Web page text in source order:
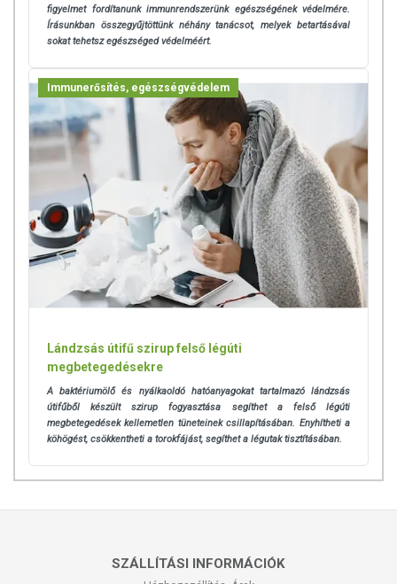
figyelmet fordítanunk immunrendszerünk egészségének védelmére.
Írásunkban összegyűjtöttünk néhány tanácsot, melyek betartásával
sokat tehetsz egészséged védelméért.
Immunerősítés, egészségvédelem
Lándzsás útifű szirup felső légúti
megbetegedésekre
A baktériumölő és nyálkaoldó hatóanyagokat tartalmazó lándzsás
útifűből készült szirup fogyasztása segíthet a felső légúti
megbetegedések kellemetlen tüneteinek csillapításában. Enyhítheti a
köhögést, csökkentheti a torokfájást, segíthet a légutak tisztításában.
SZÁLLÍTÁSI INFORMÁCIÓK